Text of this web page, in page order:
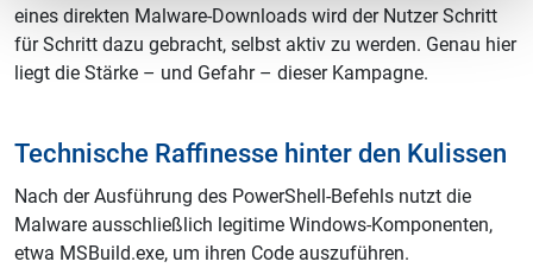
eines direkten Malware-Downloads wird der Nutzer Schritt
für Schritt dazu gebracht, selbst aktiv zu werden. Genau hier
liegt die Stärke – und Gefahr – dieser Kampagne.
Technische Raffinesse hinter den Kulissen
Nach der Ausführung des PowerShell-Befehls nutzt die
Malware ausschließlich legitime Windows-Komponenten,
etwa MSBuild.exe, um ihren Code auszuführen.